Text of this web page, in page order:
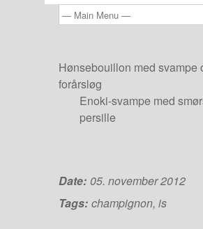
Hønsebouillon med svampe
forårsløg
Enoki-svampe med
persille
Date: 05. november 2012
Tags: champignon, is